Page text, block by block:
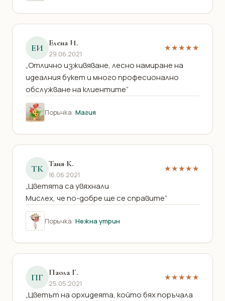
ЕИ Елена И.
29.06.2021
★★★★★
„Oтлично изживяване, лесно намиране на
идеалния букет и много професионално
обслужване на клиентите“
Поръчка: Магия
ТК Таня К.
16.06.2021
★★★★★
„Цветята са увяхнали
Мислех, че по-добре ще се справите“
Поръчка: Нежна утрин
ПГ Паола Г.
25.05.2021
★★★★★
„Цветът на орхидеята, който бях поръчала